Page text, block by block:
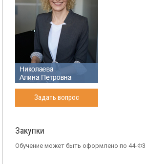
Задать вопрос
Закупки
Обучение может быть оформлено по 44-Ф3